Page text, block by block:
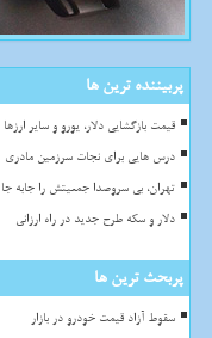
پربیننده ترین ها
قیمت بازگشایی دلار، یورو و سایر ارزها امروز ۱۳ خرداد ۱۴۰۵ به
درس هایی برای نجات سرزمین مادری
تهران، بی سروصدا جمعیتش را جابه
دلار و سکه طرح جدید در راه ارزانی
پربحث ترین ها
سقوط آزاد قیمت خودرو در بازار